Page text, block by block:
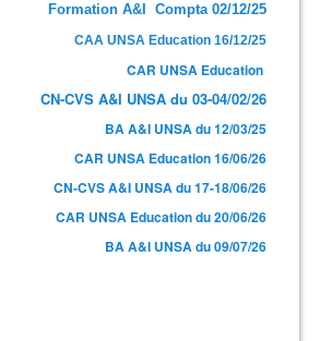
Formation A&I Compta 02/12/25
CAA UNSA Education 16/12/25
CAR UNSA Education
CN-CVS A&I UNSA du 03-04/02/26
BA A&I UNSA du 12/03/25
CAR UNSA Education 16/06/26
CN-CVS A&I UNSA du 17-18/06/26
CAR UNSA Education du 20/06/26
BA A&I UNSA du 09/07/26